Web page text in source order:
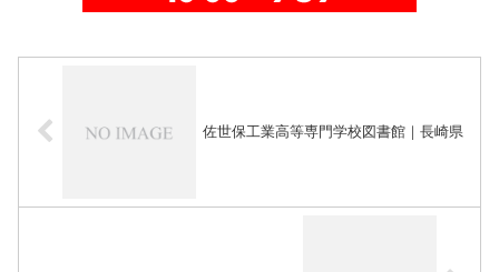
佐世保工業高等専門学校図書館｜長崎県